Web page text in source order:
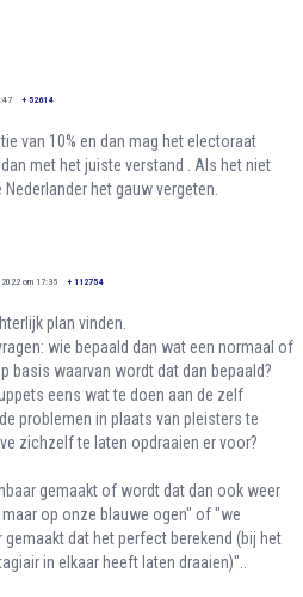
+ 52614
van 10% en dan mag het electoraat
met het juiste verstand . Als het niet
het gauw vergeten.
2022 om 17:35 + 112754
plan vinden.
wie bepaald dan wat een normaal of
basis waarvan wordt dat dan bepaald?
eens wat te doen aan de zelf
problemen in plaats van pleisters te
zichzelf te laten opdraaien er voor?
gemaakt of wordt dat dan ook weer
op onze blauwe ogen" of "we
gemaakt dat het perfect berekend (bij het
in elkaar heeft laten draaien)"..